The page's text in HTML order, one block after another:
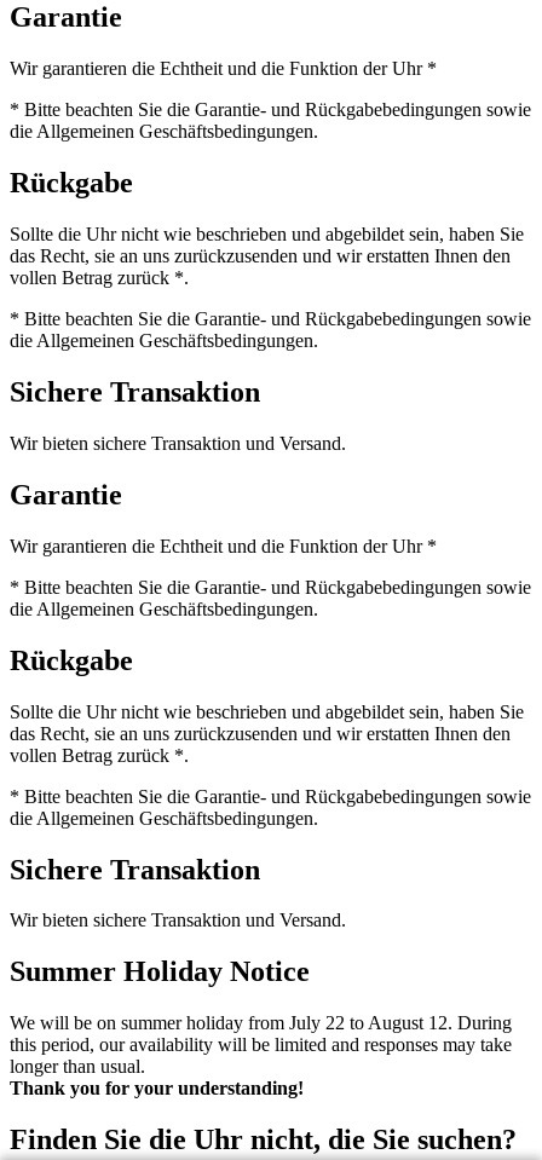
Garantie
Wir garantieren die Echtheit und die Funktion der Uhr *
* Bitte beachten Sie die Garantie- und Rückgabebedingungen sowie
die Allgemeinen Geschäftsbedingungen.
Rückgabe
Sollte die Uhr nicht wie beschrieben und abgebildet sein, haben Sie
das Recht, sie an uns zurückzusenden und wir erstatten Ihnen den
vollen Betrag zurück *.
* Bitte beachten Sie die Garantie- und Rückgabebedingungen sowie
die Allgemeinen Geschäftsbedingungen.
Sichere Transaktion
Wir bieten sichere Transaktion und Versand.
Garantie
Wir garantieren die Echtheit und die Funktion der Uhr *
* Bitte beachten Sie die Garantie- und Rückgabebedingungen sowie
die Allgemeinen Geschäftsbedingungen.
Rückgabe
Sollte die Uhr nicht wie beschrieben und abgebildet sein, haben Sie
das Recht, sie an uns zurückzusenden und wir erstatten Ihnen den
vollen Betrag zurück *.
* Bitte beachten Sie die Garantie- und Rückgabebedingungen sowie
die Allgemeinen Geschäftsbedingungen.
Sichere Transaktion
Wir bieten sichere Transaktion und Versand.
Summer Holiday Notice
We will be on summer holiday from July 22 to August 12. During
this period, our availability will be limited and responses may take
longer than usual.
Thank you for your understanding!
Finden Sie die Uhr nicht, die Sie suchen?